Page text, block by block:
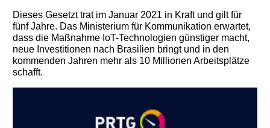
Dieses Gesetzt trat im Januar 2021 in Kraft und gilt für
fünf Jahre. Das Ministerium für Kommunikation erwartet,
dass die Maßnahme IoT-Technologien günstiger macht,
neue Investitionen nach Brasilien bringt und in den
kommenden Jahren mehr als 10 Millionen Arbeitsplätze
schafft.